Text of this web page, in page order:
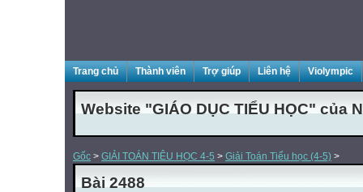
Trang chủ Thành viên Trợ giúp Liên hệ Violympic
Website "GIÁO DỤC TIỂU HỌC" của
Gốc > GIẢI TOÁN TIÊU HỌC 4-5 > Giải Toán Tiểu học (4-5) >
Bài 2488